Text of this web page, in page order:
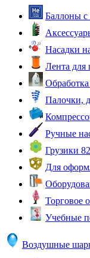
Баллоны с
Насадки
Лента для
Палочки,
Ручные
Грузики 82
Для
Торговое
Учебные
Воздушные